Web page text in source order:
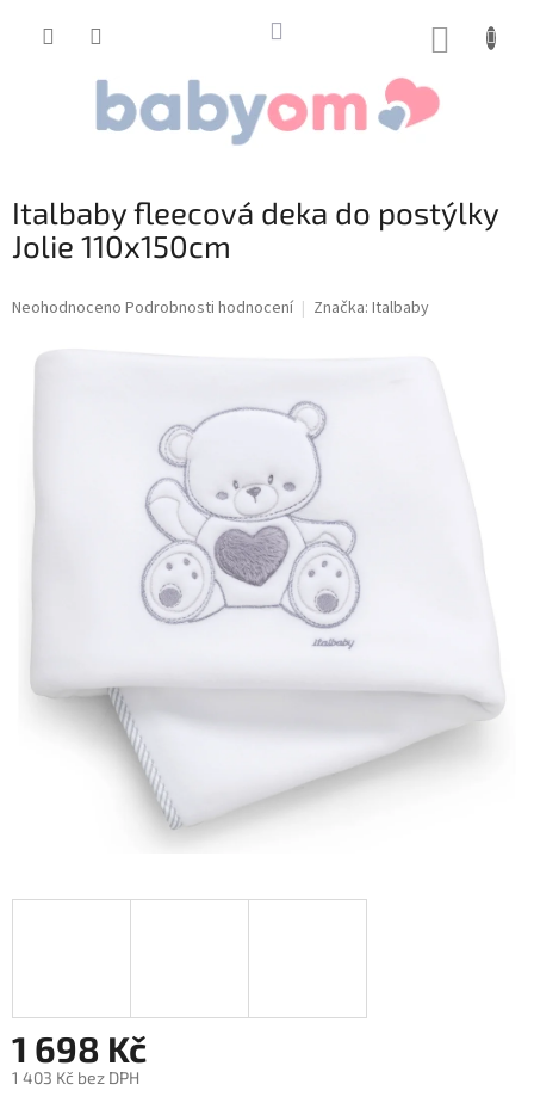
Italbaby fleecová deka do postýlky
Jolie 110x150cm
Průměrné
produktu
Neohodnoceno Podrobnosti hodnocení Značka: Italbaby
1 698 Kč
1 403 Kč bez DPH